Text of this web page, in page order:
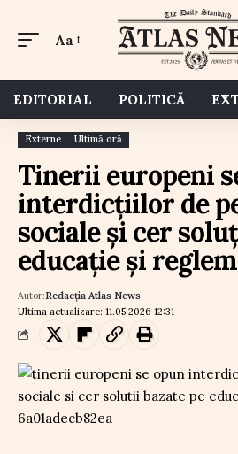
Aa
EDITORIAL POLITICĂ
Externe Ultimă oră
Tinerii europeni
interdicțiilor de
sociale și cer
educație și
Ultima actualizare: 11.05.2026 12:31
Autor:Redacția Atlas News